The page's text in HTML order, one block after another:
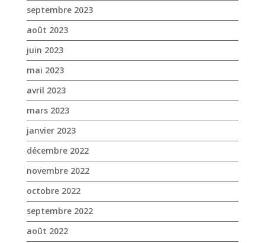
septembre 2023
août 2023
juin 2023
mai 2023
avril 2023
mars 2023
janvier 2023
décembre 2022
novembre 2022
octobre 2022
septembre 2022
août 2022